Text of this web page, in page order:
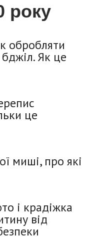
року
обробляти
Як це
це
миші, про які
і крадіжка
від